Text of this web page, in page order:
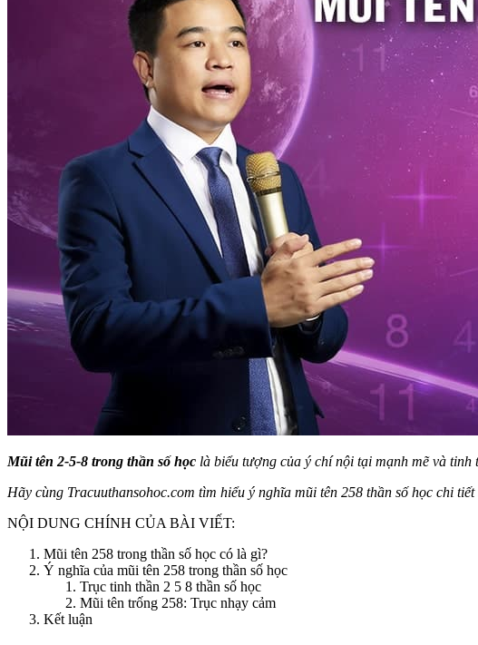
Mũi tên 2-5-8 trong thần số học là biểu tượng của ý chí nội tại mạnh mẽ và
Hãy cùng Tracuuthansohoc.com tìm hiểu ý nghĩa mũi tên 258 thần số học chi
NỘI DUNG CHÍNH CỦA BÀI VIẾT:
Mũi tên 258 trong thần số học có là gì?
Ý nghĩa của mũi tên 258 trong thần số học
Trục tinh thần 2 5 8 thần số học
Mũi tên trống 258: Trục nhạy cảm
Kết luận